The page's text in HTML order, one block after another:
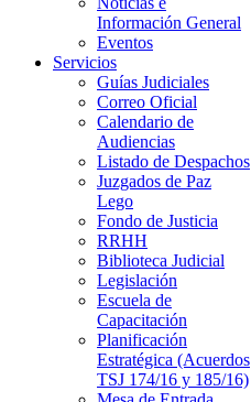
Información General
Eventos
Servicios
Guías Judiciales
Correo Oficial
Calendario de
Audiencias
Listado de Despachos
Juzgados de Paz
Lego
Fondo de Justicia
RRHH
Biblioteca Judicial
Legislación
Escuela de
Capacitación
Planificación
Estratégica (Acuerdos
TSJ 174/16 y 185/16)